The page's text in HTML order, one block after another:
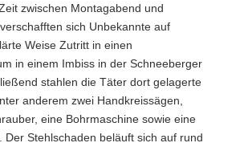
zwischen Montagabend und
sich Unbekannte auf
Weise Zutritt in einen
in einem Imbiss in der Schneeberger
stahlen die Täter dort gelagerte
anderem zwei Handkreissägen,
eine Bohrmaschine sowie eine
Der Stehlschaden beläuft sich auf rund